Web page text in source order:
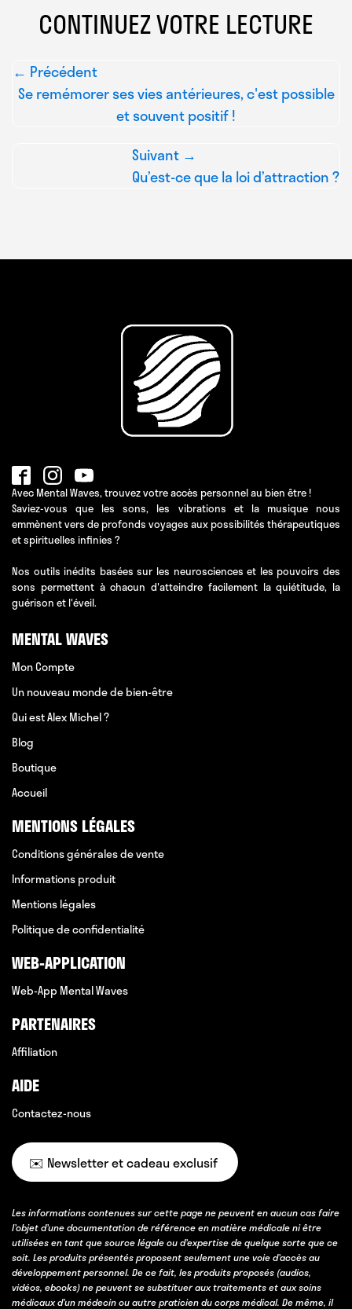
CONTINUEZ VOTRE LECTURE
← Précédent
Se remémorer ses vies antérieures, c'est possible
et souvent positif !
Suivant →
Qu’est-ce que la loi d’attraction ?
Avec Mental Waves, trouvez votre accès personnel au bien être !
Saviez-vous que les sons, les vibrations et la musique nous
emmènent vers de profonds voyages aux possibilités thérapeutiques
et spirituelles infinies ?
Nos outils inédits basées sur les neurosciences et les pouvoirs des
sons permettent à chacun d'atteindre facilement la quiétitude, la
guérison et l'éveil.
MENTAL WAVES
Mon Compte
Un nouveau monde de bien-être
Qui est Alex Michel ?
Blog
Boutique
Accueil
MENTIONS LÉGALES
Conditions générales de vente
Informations produit
Mentions légales
Politique de confidentialité
WEB-APPLICATION
Web-App Mental Waves
PARTENAIRES
Affiliation
AIDE
Contactez-nous
✉️ Newsletter et cadeau exclusif
Les informations contenues sur cette page ne peuvent en aucun cas faire
l’objet d’une documentation de référence en matière médicale ni être
utilisées en tant que source légale ou d’expertise de quelque sorte que ce
soit. Les produits présentés proposent seulement une voie d’accès au
développement personnel. De ce fait, les produits proposés (audios,
vidéos, ebooks) ne peuvent se substituer aux traitements et aux soins
médicaux d’un médecin ou autre praticien du corps médical. De même, il